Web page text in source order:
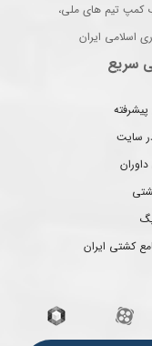
کمپ تیم های ملی،
اسلامی ایران
سریع
سایت
کشتی ایران